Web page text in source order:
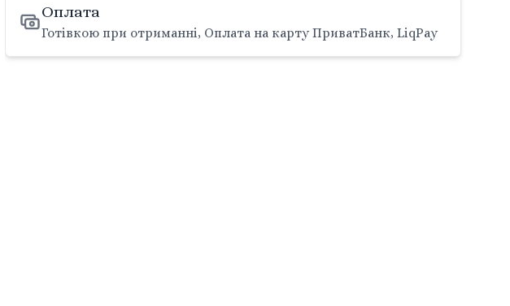
Оплата
Готівкою при отриманні, Оплата на карту ПриватБанк, LiqPay